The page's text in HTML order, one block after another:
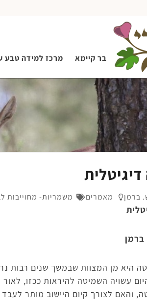
בר קיימא מרכז למידה טבע
ברמן מאמרים משמריות- מחוייבות
היא מן המצוות שבמשך שנים רבות
עשויה השמיטה להיראות ככזו, לאור
והאם לצורך קיום היישוב מותר